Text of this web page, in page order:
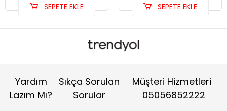
SEPETE EKLE SEPETE EKLE
Yardım
Lazım Mı?
Sıkça Sorulan
Sorular
Müşteri Hizmetleri
05056852222